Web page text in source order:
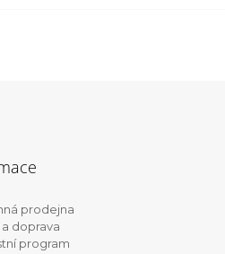
prodejna
doprava
program